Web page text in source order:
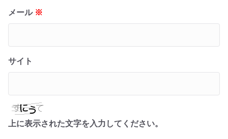
メール ※
サイト
上に表示された文字を入力してください。